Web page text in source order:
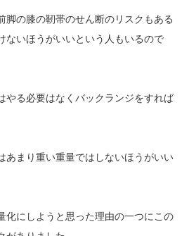
脚の膝の靭帯のせん断のリスクもある
ないほうがいいという人もいるので
やる必要はなくバックランジをすれば
あまり重い重量ではしないほうがいい
化にしようと思った理由の一つにこの